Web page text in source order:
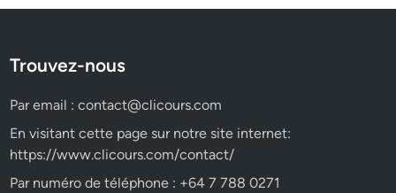
Trouvez-nous
Par email :contact@clicours.com
En visitant cette page sur notre site internet:
https://www.clicours.com/contact/
Par numéro de téléphone : +64 7 788 0271